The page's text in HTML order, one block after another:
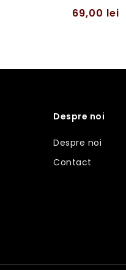
69,00 lei
Despre noi
Despre noi
Contact